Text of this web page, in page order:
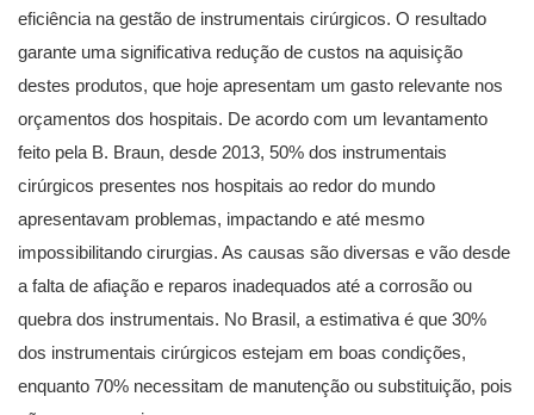
eficiência na gestão de instrumentais cirúrgicos. O resultado
garante uma significativa redução de custos na aquisição
destes produtos, que hoje apresentam um gasto relevante nos
orçamentos dos hospitais. De acordo com um levantamento
feito pela B. Braun, desde 2013, 50% dos instrumentais
cirúrgicos presentes nos hospitais ao redor do mundo
apresentavam problemas, impactando e até mesmo
impossibilitando cirurgias. As causas são diversas e vão desde
a falta de afiação e reparos inadequados até a corrosão ou
quebra dos instrumentais. No Brasil, a estimativa é que 30%
dos instrumentais cirúrgicos estejam em boas condições,
enquanto 70% necessitam de manutenção ou substituição, pois